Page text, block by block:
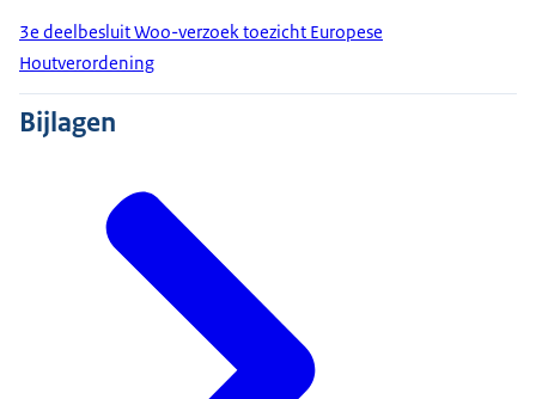
3e deelbesluit Woo-verzoek toezicht Europese
Houtverordening
Bijlagen